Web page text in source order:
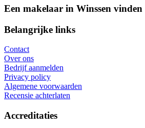
Een makelaar in Winssen vinden
Belangrijke links
Contact
Over ons
Bedrijf aanmelden
Privacy policy
Algemene voorwaarden
Recensie achterlaten
Accreditaties